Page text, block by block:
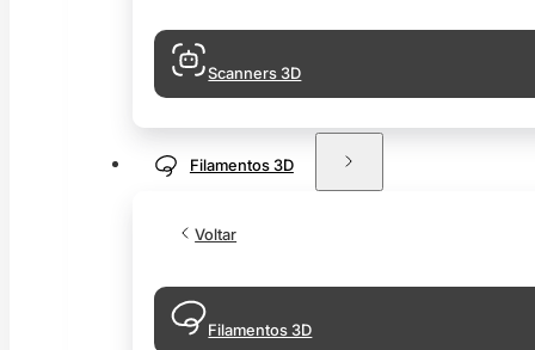
Scanners 3D
Filamentos 3D
Voltar
Filamentos 3D